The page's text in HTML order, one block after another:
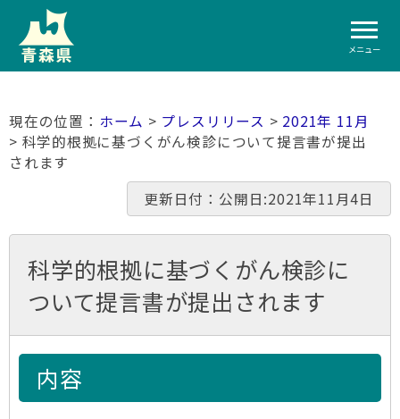
メニュー
ホーム > プレスリリース > 2021年 11月
> 科学的根拠に基づくがん検診について提言書が提出
されます
更新日付：公開日:2021年11月4日
科学的根拠に基づくがん検診に
ついて提言書が提出されます
内容